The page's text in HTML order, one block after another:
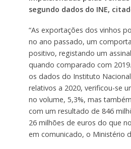
segundo dados do INE,
“As exportações dos vinhos
no ano passado, um
positivo, registando um
quando comparado com
os dados do Instituto
relativos a 2020, verificou-se
no volume, 5,3%, mas
com um resultado de 846
26 milhões de euros do que
em comunicado, o Ministério